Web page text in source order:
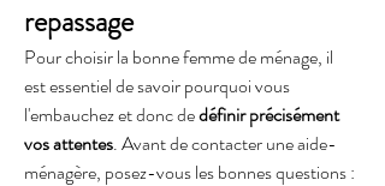
repassage
Pour choisir la bonne femme de ménage, il
est essentiel de savoir pourquoi vous
l'embauchez et donc de définir précisément
vos attentes. Avant de contacter une aide-
ménagère, posez-vous les bonnes questions :